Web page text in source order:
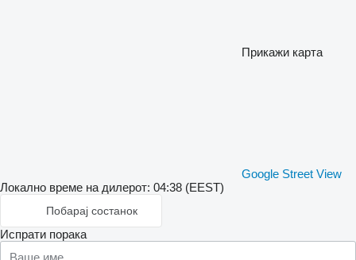
Прикажи карта
Google Street View
Локално време на дилерот: 04:38 (EEST)
Побарај состанок
Испрати порака